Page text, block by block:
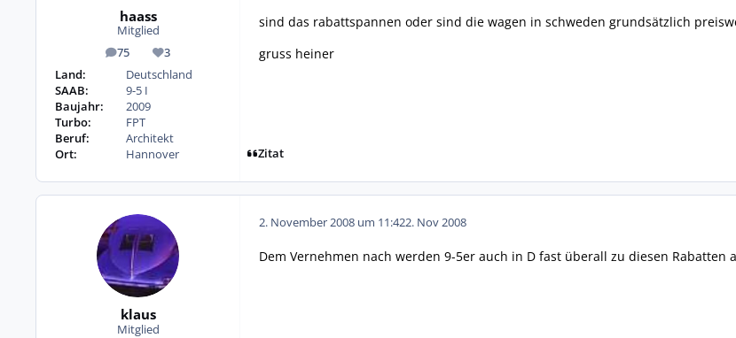
haass
Mitglied
75
Beiträge 3
Reputation
Land:
Deutschland
SAAB:
9-5 I
Baujahr:
2009
Turbo:
FPT
Beruf:
Architekt
Ort:
Hannover
sind das rabattspannen oder sind die wagen in schweden grundsätzlich
gruss heiner
Zitat
klaus
Mitglied
2. November 2008 um 11:422. Nov 2008
Dem Vernehmen nach werden 9-5er auch in D fast überall zu diesen Rabatten